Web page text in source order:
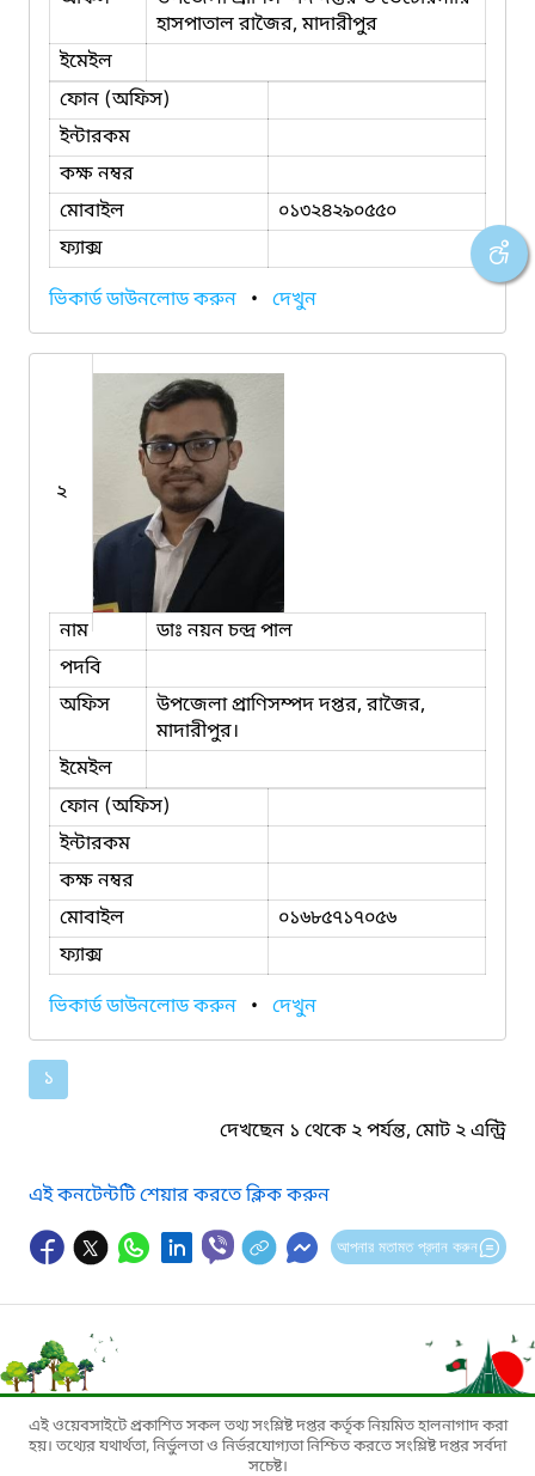
হাসপাতাল রাজৈর, মাদারীপুর
ইমেইল
ফোন (অফিস)
ইন্টারকম
কক্ষ নম্বর
মোবাইল
০১৩২৪২৯০৫৫০
ফ্যাক্স
ভিকার্ড ডাউনলোড করুন • দেখুন
২
নাম
ডাঃ নয়ন চন্দ্র পাল
পদবি
অফিস
উপজেলা প্রাণিসম্পদ দপ্তর, রাজৈর,
মাদারীপুর।
ইমেইল
ফোন (অফিস)
ইন্টারকম
কক্ষ নম্বর
মোবাইল
০১৬৮৫৭১৭০৫৬
ফ্যাক্স
ভিকার্ড ডাউনলোড করুন • দেখুন
১
দেখছেন ১ থেকে ২ পর্যন্ত, মোট ২ এন্ট্রি
এই কনটেন্টটি শেয়ার করতে ক্লিক করুন
আপনার মতামত প্রদান করুন
এই ওয়েবসাইটে প্রকাশিত সকল তথ্য সংশ্লিষ্ট দপ্তর কর্তৃক নিয়মিত হালনাগাদ করা
হয়। তথ্যের যথার্থতা, নির্ভুলতা ও নির্ভরযোগ্যতা নিশ্চিত করতে সংশ্লিষ্ট দপ্তর সর্বদা
সচেষ্ট।